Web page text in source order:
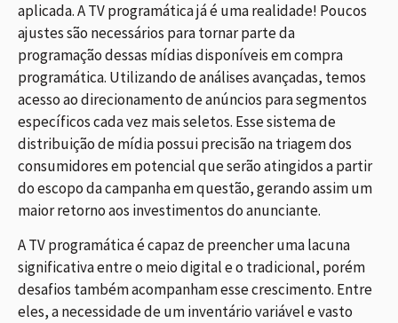
aplicada. A TV programática já é uma realidade! Poucos
ajustes são necessários para tornar parte da
programação dessas mídias disponíveis em compra
programática. Utilizando de análises avançadas, temos
acesso ao direcionamento de anúncios para segmentos
específicos cada vez mais seletos. Esse sistema de
distribuição de mídia possui precisão na triagem dos
consumidores em potencial que serão atingidos a partir
do escopo da campanha em questão, gerando assim um
maior retorno aos investimentos do anunciante.
A TV programática é capaz de preencher uma lacuna
significativa entre o meio digital e o tradicional, porém
desafios também acompanham esse crescimento. Entre
eles, a necessidade de um inventário variável e vasto